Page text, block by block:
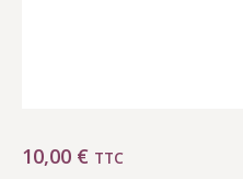
10,00 € TTC